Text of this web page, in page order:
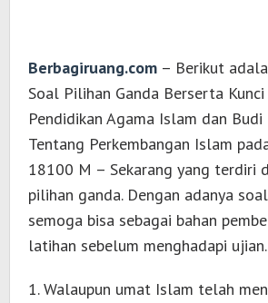
Berbagiruang.com – Berikut
Soal Pilihan Ganda Berserta Kunci
Pendidikan Agama Islam dan
Tentang Perkembangan Islam
18100 M – Sekarang yang terdiri
pilihan ganda. Dengan adanya
semoga bisa sebagai bahan
latihan sebelum menghadapi ujian.
1. Walaupun umat Islam telah